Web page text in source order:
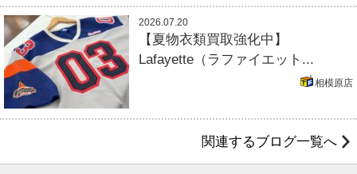
2026.07.20
【夏物衣類買取強化中】
Lafayette（ラファイエット...
相模原店
関連するブログ一覧へ